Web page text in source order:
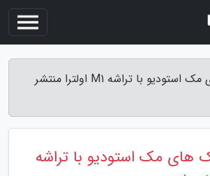
نتایج بنچمارک های مک استودیو با تراشه M1 اولترا منتشر
های مک استودیو با تراشه